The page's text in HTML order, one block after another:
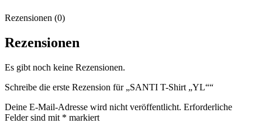
Rezensionen (0)
Rezensionen
Es gibt noch keine Rezensionen.
Schreibe die erste Rezension für „SANTI T-Shirt „YL““
Deine E-Mail-Adresse wird nicht veröffentlicht. Erforderliche
Felder sind mit * markiert